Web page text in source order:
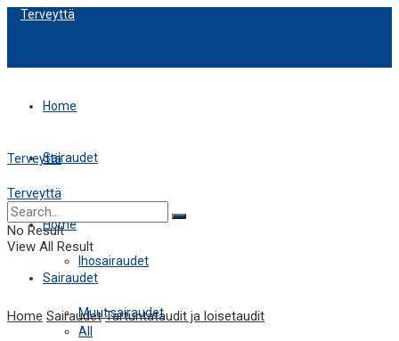
Terveyttä
Home
Sairaudet
Ihosairaudet
Muut sairaudet
Terveyttä
Home
Sairaudet
All
Terveyttä
No Result
View All Result
Home Sairaudet Tartuntataudit ja loisetaudit